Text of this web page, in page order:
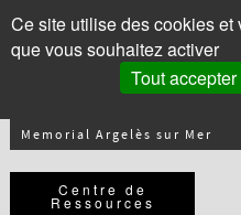
Memorial Argelès sur Mer
Centre de
Ressources
Ce site utilise des cookies
que vous souhaitez activer
Tout accepter